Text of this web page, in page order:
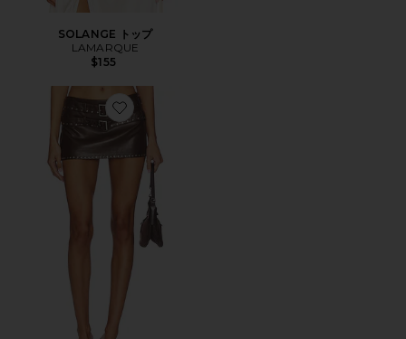
SOLANGE トップ
LAMARQUE
$155
Favorite HARLEN FAUX LEATHER STUDDED スカート